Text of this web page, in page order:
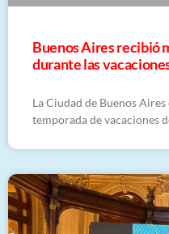
Buenos Aires recibió
durante las
La Ciudad de Buenos
temporada de vacaciones